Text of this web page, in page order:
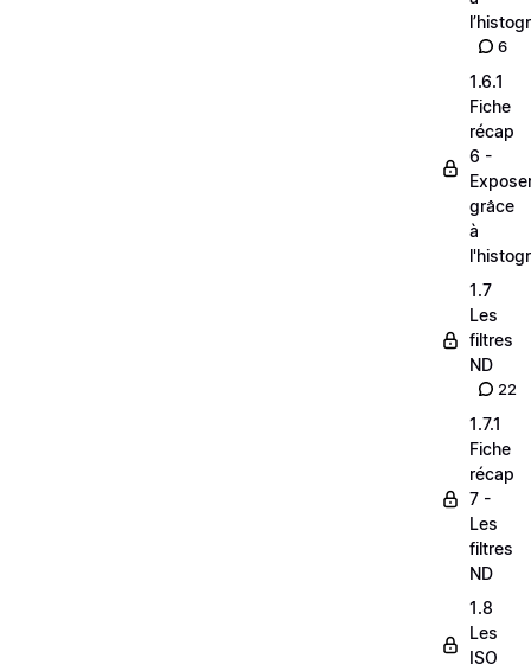
6
1.6.1
Fiche
récap
6 -
grâce
à
1.7
Les
filtres
ND
22
1.7.1
Fiche
récap
7 -
Les
filtres
ND
1.8
Les
ISO